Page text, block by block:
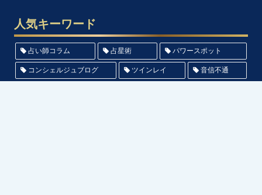
人気キーワード
占い師コラム 占星術 パワースポット
コンシェルジュブログ ツインレイ 音信不通